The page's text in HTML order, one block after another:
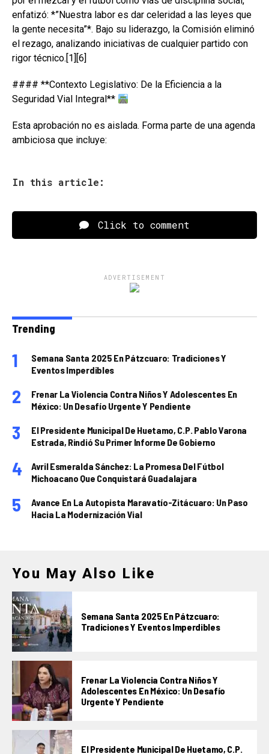
enfatizó: *”Nuestra labor es dar celeridad a las leyes que
la gente necesita”*. Bajo su liderazgo, la Comisión eliminó
el rezago, analizando iniciativas de cualquier partido con
rigor técnico.[1][6]
#### **Contexto Legislativo: De la Eficiencia a la
Seguridad Vial Integral**
Esta aprobación no es aislada. Forma parte de una agenda
ambiciosa que incluye:
In this article:
Click to comment
ADVERTISEMENT
Trending
Semana Santa 2025 En Pátzcuaro: Tradiciones Y
Eventos Imperdibles
Frenar La Violencia Contra Niños Y Adolescentes En
México: Un Desafío Urgente Y Pendiente
El Presidente Municipal De Huetamo, C.P. Pablo Varona
Estrada, Rindió Su Primer Informe De Gobierno
Avril Esmeralda Sánchez: La Promesa Del Fútbol
Michoacano Que Conquistará Guadalajara
Avance En La Autopista Maravatío-Zitácuaro: Un Paso
Hacia La Modernización Vial
You May Also Like
Semana Santa 2025 En Pátzcuaro:
Tradiciones Y Eventos Imperdibles
Frenar La Violencia Contra Niños Y
Adolescentes En México: Un Desafío
Urgente Y Pendiente
El Presidente Municipal De Huetamo, C.P.